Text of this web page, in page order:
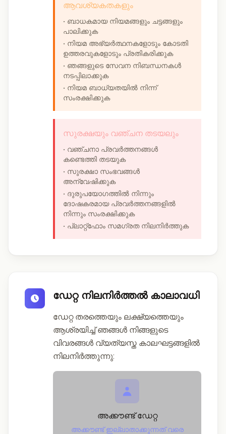
ആവശ്യകതകളും
• ബാധകമായ നിയമങ്ങളും ചട്ടങ്ങളും
പാലിക്കുക
• നിയമ അഭ്യർത്ഥനകളോടും കോടതി
ഉത്തരവുകളോടും പ്രതികരിക്കുക
• ഞങ്ങളുടെ സേവന നിബന്ധനകൾ
നടപ്പിലാക്കുക
• നിയമ ബാധ്യതയിൽ നിന്ന്
സംരക്ഷിക്കുക
സുരക്ഷയും വഞ്ചന തടയലും
• വഞ്ചനാ പ്രവർത്തനങ്ങൾ
കണ്ടെത്തി തടയുക
• സുരക്ഷാ സംഭവങ്ങൾ
അന്വേഷിക്കുക
• ദുരുപയോഗത്തിൽ നിന്നും
ദോഷകരമായ പ്രവർത്തനങ്ങളിൽ
നിന്നും സംരക്ഷിക്കുക
• പ്ലാറ്റ്ഫോം സമഗ്രത നിലനിർത്തുക
ഡേറ്റ നിലനിർത്തൽ കാലാവധി
ഡേറ്റ തരത്തെയും ലക്ഷ്യത്തെയും
ആശ്രയിച്ച് ഞങ്ങൾ നിങ്ങളുടെ
വിവരങ്ങൾ വ്യത്യസ്ത കാലഘട്ടങ്ങളിൽ
നിലനിർത്തുന്നു:
അക്കൗണ്ട് ഡേറ്റ
അക്കൗണ്ട് ഇല്ലാതാക്കുന്നത് വരെ